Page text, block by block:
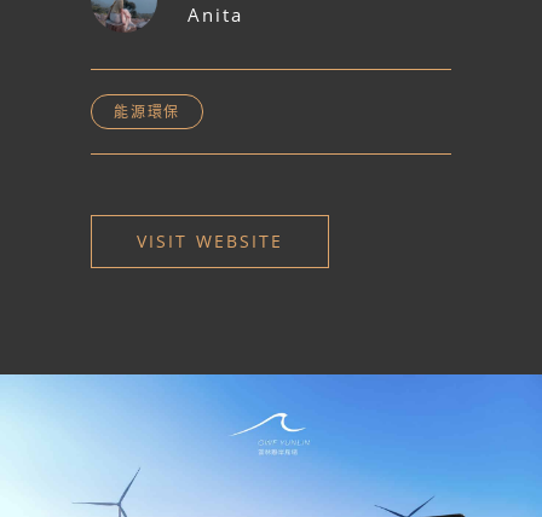
Anita
能源環保
VISIT WEBSITE